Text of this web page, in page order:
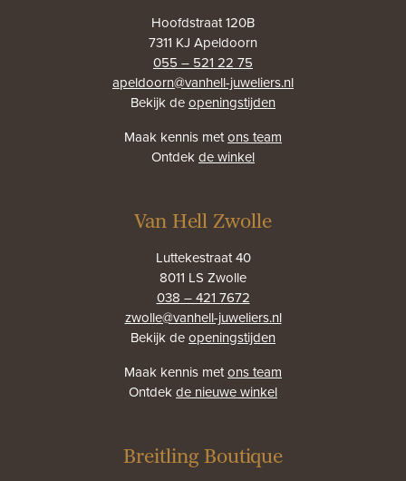
Hoofdstraat 120B
7311 KJ Apeldoorn
055 – 521 22 75
apeldoorn@vanhell-juweliers.nl
Bekijk deopeningstijden
Maak kennis metons team
Ontdekde winkel
Van Hell Zwolle
Luttekestraat 40
8011 LS Zwolle
038 – 421 7672
zwolle@vanhell-juweliers.nl
Bekijk deopeningstijden
Maak kennis metons team
Ontdekde nieuwe winkel
Breitling Boutique